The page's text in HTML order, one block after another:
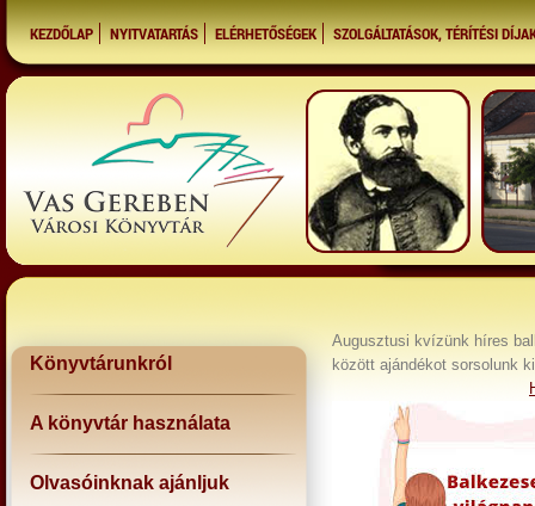
KEZDŐLAP NYITVATARTÁS ELÉRHETŐSÉGEK SZOLGÁLTATÁSOK, TÉRÍTÉSI
Könyvtárunkról
A könyvtár használata
Olvasóinknak ajánljuk
Augusztusi kvízünk híres
között ajándékot sorsolunk